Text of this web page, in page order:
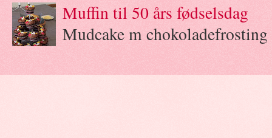
Muffin til 50 års fødselsdag
Mudcake m chokoladefrosting